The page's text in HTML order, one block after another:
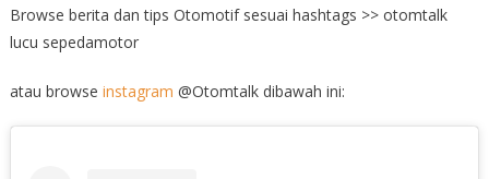
Browse berita dan tips Otomotif sesuai hashtags >> otomtalk
lucu sepedamotor
atau browse instagram @Otomtalk dibawah ini: